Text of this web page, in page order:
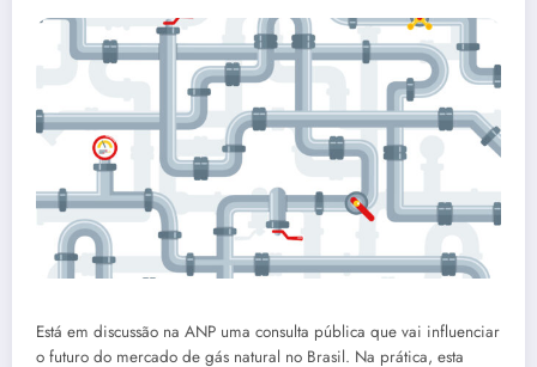
Está em discussão na ANP uma consulta pública que vai influenciar
o futuro do mercado de gás natural no Brasil. Na prática, esta